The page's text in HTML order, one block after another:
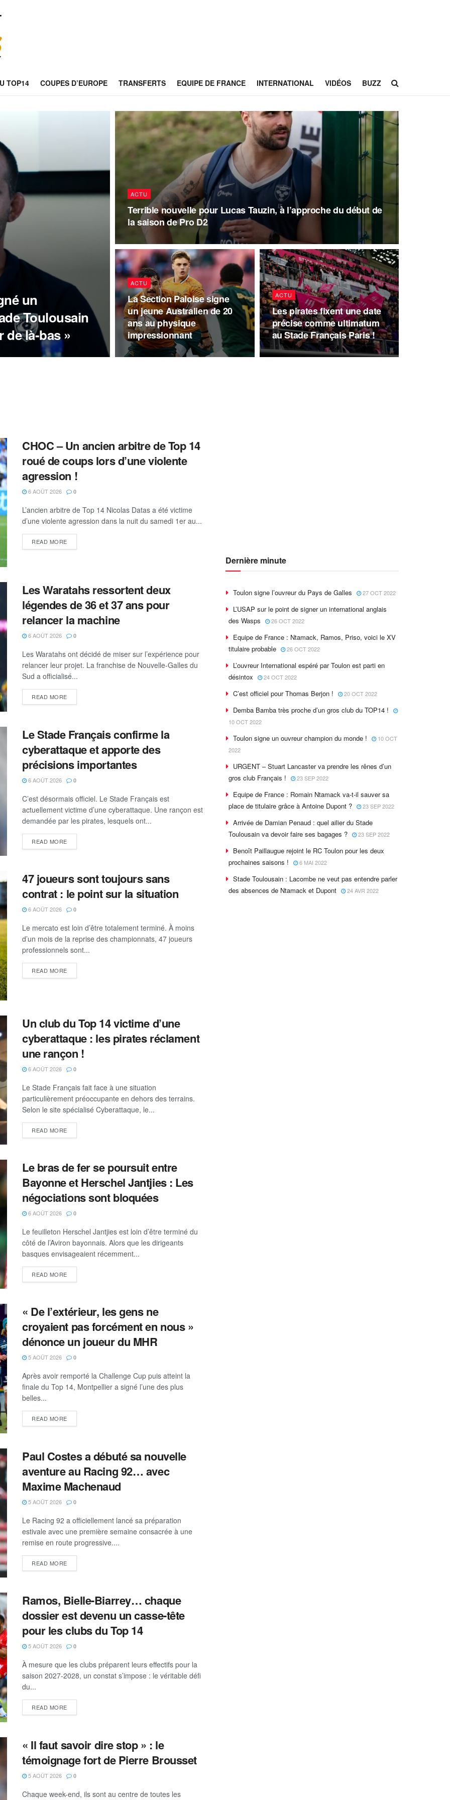
TOP14 COUPES D’EUROPE TRANSFERTS EQUIPE DE FRANCE INTERNATIONAL VIDÉOS BUZZ
un
Toulousain
de là-bas »
ACTU
Terrible nouvelle pour Lucas Tauzin, à l’approche du début de
la saison de Pro D2
ACTU
La Section Paloise signe
un jeune Australien de 20
ans au physique
impressionnant
ACTU
Les pirates fixent une date
précise comme ultimatum
au Stade Français Paris !
CHOC – Un ancien arbitre de Top 14
roué de coups lors d’une violente
agression !
6 AOÛT 2026 0
L’ancien arbitre de Top 14 Nicolas Datas a été victime
d’une violente agression dans la nuit du samedi 1er au...
READ MORE
Les Waratahs ressortent deux
légendes de 36 et 37 ans pour
relancer la machine
6 AOÛT 2026 0
Les Waratahs ont décidé de miser sur l’expérience pour
relancer leur projet. La franchise de Nouvelle-Galles du
Sud a officialisé...
READ MORE
Le Stade Français confirme la
cyberattaque et apporte des
précisions importantes
6 AOÛT 2026 0
C’est désormais officiel. Le Stade Français est
actuellement victime d’une cyberattaque. Une rançon est
demandée par les pirates, lesquels ont...
READ MORE
47 joueurs sont toujours sans
contrat : le point sur la situation
6 AOÛT 2026 0
Le mercato est loin d’être totalement terminé. À moins
d’un mois de la reprise des championnats, 47 joueurs
professionnels sont...
READ MORE
Un club du Top 14 victime d’une
cyberattaque : les pirates réclament
une rançon !
6 AOÛT 2026 0
Le Stade Français fait face à une situation
particulièrement préoccupante en dehors des terrains.
Selon le site spécialisé Cyberattaque, le...
READ MORE
Le bras de fer se poursuit entre
Bayonne et Herschel Jantjies : Les
négociations sont bloquées
6 AOÛT 2026 0
Le feuilleton Herschel Jantjies est loin d’être terminé du
côté de l’Aviron bayonnais. Alors que les dirigeants
basques envisageaient récemment...
READ MORE
« De l’extérieur, les gens ne
croyaient pas forcément en nous »
dénonce un joueur du MHR
5 AOÛT 2026 0
Après avoir remporté la Challenge Cup puis atteint la
finale du Top 14, Montpellier a signé l’une des plus
belles...
READ MORE
Paul Costes a débuté sa nouvelle
aventure au Racing 92… avec
Maxime Machenaud
5 AOÛT 2026 0
Le Racing 92 a officiellement lancé sa préparation
estivale avec une première semaine consacrée à une
remise en route progressive....
READ MORE
Ramos, Bielle-Biarrey… chaque
dossier est devenu un casse-tête
pour les clubs du Top 14
5 AOÛT 2026 0
À mesure que les clubs préparent leurs effectifs pour la
saison 2027-2028, un constat s’impose : le véritable défi
du...
READ MORE
« Il faut savoir dire stop » : le
témoignage fort de Pierre Brousset
5 AOÛT 2026 0
Chaque week-end, ils sont au centre de toutes les
Dernière minute
Toulon signe l’ouvreur du Pays de Galles 27 OCT 2022
L’USAP sur le point de signer un international anglais
des Wasps
26 OCT 2022
Equipe de France : Ntamack, Ramos, Priso, voici le XV
titulaire probable
26 OCT 2022
L’ouvreur International espéré par Toulon est parti en
désintox
24 OCT 2022
C’est officiel pour Thomas Berjon ! 20 OCT 2022
Demba Bamba très proche d’un gros club du TOP14 !
10 OCT 2022
Toulon signe un ouvreur champion du monde !
10 OCT
2022
URGENT – Stuart Lancaster va prendre les rênes d’un
gros club Français !
23 SEP 2022
Equipe de France : Romain Ntamack va-t-il sauver sa
place de titulaire grâce à Antoine Dupont ?
23 SEP 2022
Arrivée de Damian Penaud : quel ailier du Stade
Toulousain va devoir faire ses bagages ?
23 SEP 2022
Benoît Paillaugue rejoint le RC Toulon pour les deux
prochaines saisons !
6 MAI 2022
Stade Toulousain : Lacombe ne veut pas entendre parler
des absences de Ntamack et Dupont
24 AVR 2022